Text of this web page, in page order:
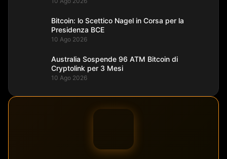
Bitcoin: lo Scettico Nagel in Corsa per la
Presidenza BCE
10 Ago 2026
Australia Sospende 96 ATM Bitcoin di
Cryptolink per 3 Mesi
10 Ago 2026